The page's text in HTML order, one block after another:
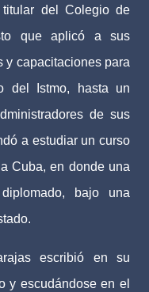
del Colegio de
que aplicó a sus
y capacitaciones para
del Istmo, hasta un
de sus
a estudiar un curso
Cuba, en donde una
bajo una
escribió en su
y escudándose en el